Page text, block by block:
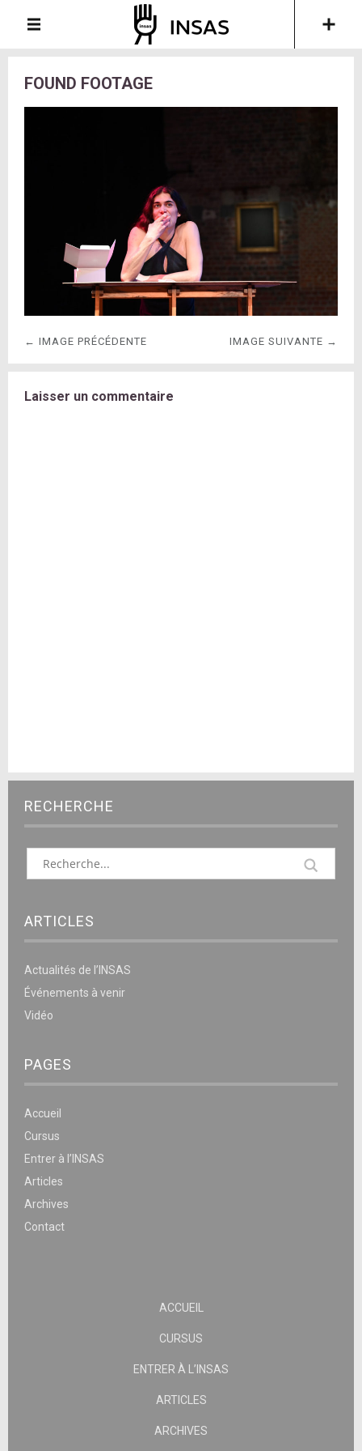
FOUND FOOTAGE
← IMAGE PRÉCÉDENTE IMAGE SUIVANTE →
Laisser un commentaire
RECHERCHE
ARTICLES
Actualités de l’INSAS
Événements à venir
Vidéo
PAGES
Accueil
Cursus
Entrer à l’INSAS
Articles
Archives
Contact
ACCUEIL
CURSUS
ENTRER À L’INSAS
ARTICLES
ARCHIVES